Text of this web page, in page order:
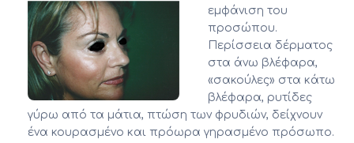
εμφάνιση του
προσώπου.
Περίσσεια δέρματος
στα άνω βλέφαρα,
«σακούλες» στα κάτω
βλέφαρα, ρυτίδες
γύρω από τα μάτια, πτώση των φρυδιών, δείχνουν
ένα κουρασμένο και πρόωρα γηρασμένο πρόσωπο.